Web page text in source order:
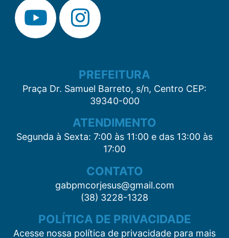
PREFEITURA
Praça Dr. Samuel Barreto, s/n, Centro CEP:
39340-000
ATENDIMENTO
Segunda à Sexta: 7:00 às 11:00 e das 13:00 às
17:00
CONTATO
gabpmcorjesus@gmail.com
(38) 3228-1328
POLÍTICA DE PRIVACIDADE
Acesse nossa política de privacidade para mais